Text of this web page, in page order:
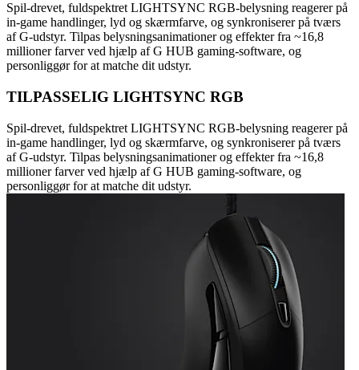
Spil-drevet, fuldspektret LIGHTSYNC RGB-belysning reagerer på
in-game handlinger, lyd og skærmfarve, og synkroniserer på tværs
af G-udstyr. Tilpas belysningsanimationer og effekter fra ~16,8
millioner farver ved hjælp af G HUB gaming-software, og
personliggør for at matche dit udstyr.
TILPASSELIG LIGHTSYNC RGB
Spil-drevet, fuldspektret LIGHTSYNC RGB-belysning reagerer på
in-game handlinger, lyd og skærmfarve, og synkroniserer på tværs
af G-udstyr. Tilpas belysningsanimationer og effekter fra ~16,8
millioner farver ved hjælp af G HUB gaming-software, og
personliggør for at matche dit udstyr.